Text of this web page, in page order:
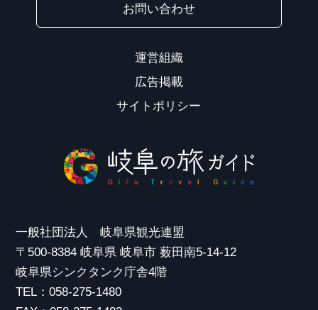
お問い合わせ
運営組織
広告掲載
サイトポリシー
一般社団法人 岐阜県観光連盟
〒500-8384 岐阜県 岐阜市 薮田南5-14-12
岐阜県シンクタンク庁舎4階
TEL：058-275-1480